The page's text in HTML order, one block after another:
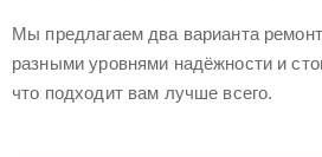
Мы предлагаем два варианта
разными уровнями надёжности и
что подходит вам лучше всего.